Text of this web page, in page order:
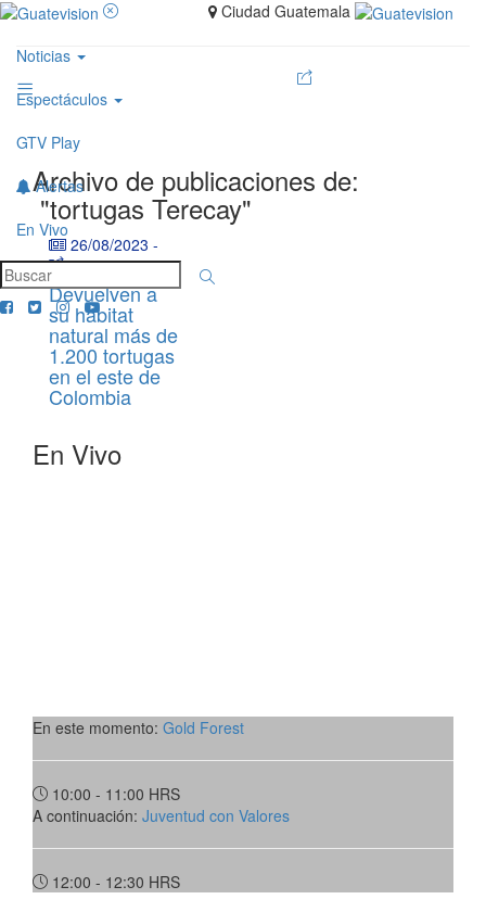
Noticias
Espectáculos
GTV Play
Alertas
En Vivo
Ciudad Guatemala
Archivo de publicaciones de:
"tortugas Terecay"
26/08/2023 -
Devuelven a
su hábitat
natural más de
1.200 tortugas
en el este de
Colombia
En Vivo
En este momento: Gold Forest
10:00 - 11:00 HRS
A continuación: Juventud con Valores
12:00 - 12:30 HRS